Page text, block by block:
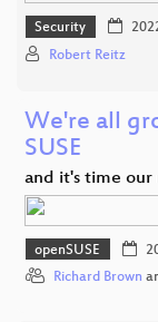
Security
Robert Reitz
We're all
SUSE
and it's time
openSUSE
Richard Brown